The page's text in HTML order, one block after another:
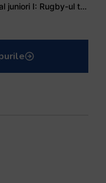
Mohamed Salhi, vicecampion național juniori I: Rugby-ul te învață să accepți și înfrângerile